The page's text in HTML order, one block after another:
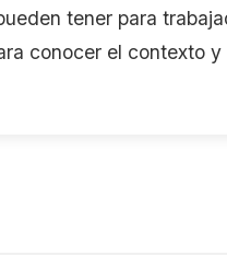
tener para
conocer el contexto